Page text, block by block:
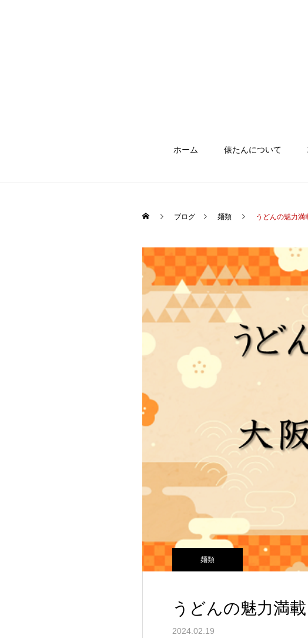
ホーム 俵たんについて
ブログ 麺類 うどんの魅力
麺類
うどんの魅力満
2024.02.19